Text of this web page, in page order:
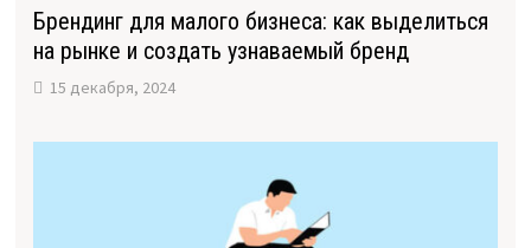
Брендинг для малого бизнеса: как выделиться
на рынке и создать узнаваемый бренд
15 декабря, 2024